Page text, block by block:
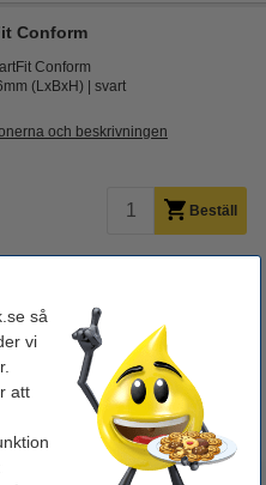
så
vi
att
Conform
Conform
(LxBxH)
svart
och beskrivningen
Beställ